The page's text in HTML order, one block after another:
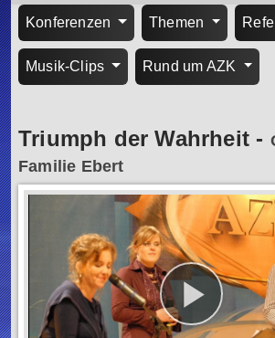
Konferenzen Themen
Musik-Clips Rund um AZK
Triumph der Wahrheit -
Familie Ebert